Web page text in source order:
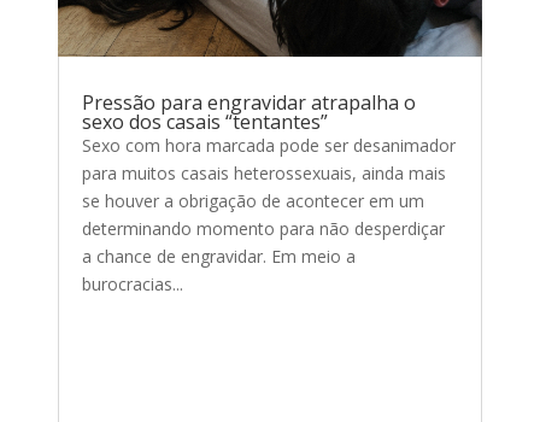
Pressão para engravidar atrapalha o
sexo dos casais “tentantes”
Sexo com hora marcada pode ser desanimador
para muitos casais heterossexuais, ainda mais
se houver a obrigação de acontecer em um
determinando momento para não desperdiçar
a chance de engravidar. Em meio a
burocracias...